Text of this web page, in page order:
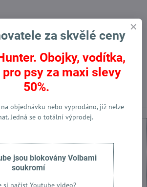
BlueskyPinterestReddit LinkedInWhatsApp
E-
mail
je blokován Volbami soukromí
za skvělé ceny
Obojky, vodítka,
psy za maxi slevy
50%.
objednávku nebo vyprodáno, již nelze
Jedná se o totální výprodej.
jsou blokovány Volbami
soukromí
si načíst Youtube video?